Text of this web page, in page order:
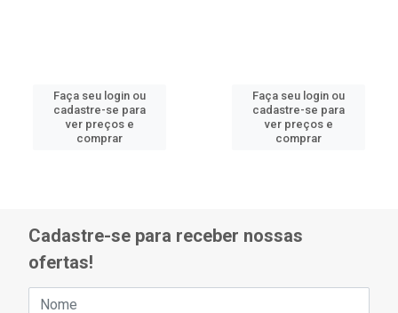
Faça seu login ou
cadastre-se para
ver preços e
comprar
Faça seu login ou
cadastre-se para
ver preços e
comprar
Cadastre-se para receber nossas
ofertas!